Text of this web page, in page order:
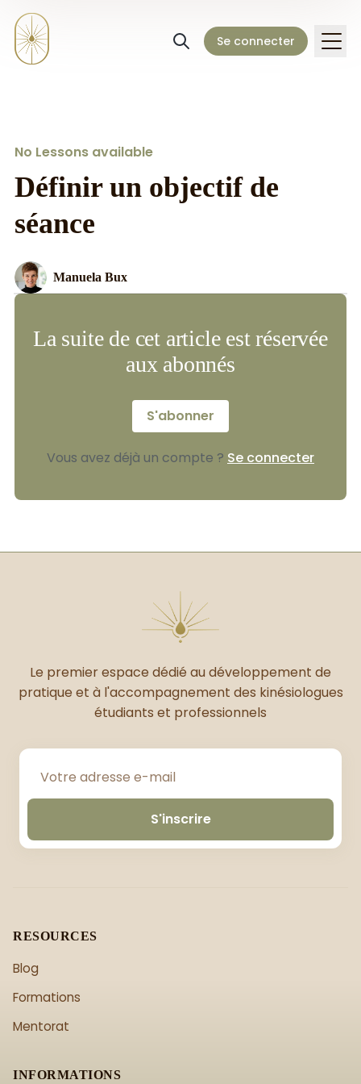
Se connecter
No Lessons available
Définir un objectif de
séance
Manuela Bux
La suite de cet article est réservée
aux abonnés
S'abonner
Vous avez déjà un compte ? Se connecter
Le premier espace dédié au développement de
pratique et à l'accompagnement des kinésiologues
étudiants et professionnels
S'inscrire
RESOURCES
Blog
Formations
Mentorat
INFORMATIONS